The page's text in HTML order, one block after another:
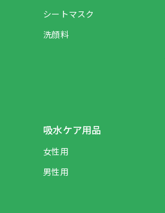
シートマスク
洗顔料
吸水ケア用品
女性用
男性用